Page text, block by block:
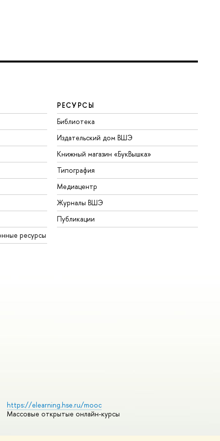
ресурсы
РЕСУРСЫ
Библиотека
Издательский дом ВШЭ
Книжный магазин «БукВышка»
Типография
Медиацентр
Журналы ВШЭ
Публикации
https://elearning.hse.ru/mooc
Массовые открытые онлайн-курсы